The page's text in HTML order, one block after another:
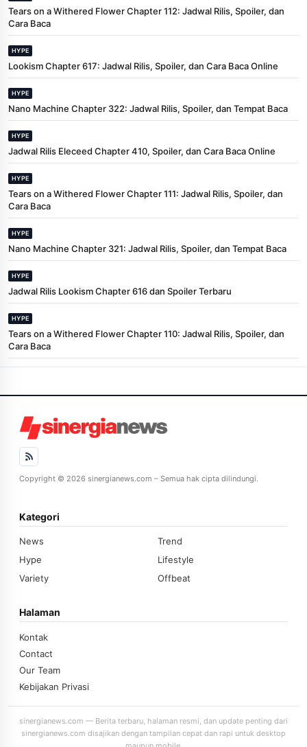
Tears on a Withered Flower Chapter 112: Jadwal Rilis, Spoiler, dan
Cara Baca
HYPE
Lookism Chapter 617: Jadwal Rilis, Spoiler, dan Cara Baca Online
HYPE
Nano Machine Chapter 322: Jadwal Rilis, Spoiler, dan Tempat Baca
HYPE
Jadwal Rilis Eleceed Chapter 410, Spoiler, dan Cara Baca Online
HYPE
Tears on a Withered Flower Chapter 111: Jadwal Rilis, Spoiler, dan
Cara Baca
HYPE
Nano Machine Chapter 321: Jadwal Rilis, Spoiler, dan Tempat Baca
HYPE
Jadwal Rilis Lookism Chapter 616 dan Spoiler Terbaru
HYPE
Tears on a Withered Flower Chapter 110: Jadwal Rilis, Spoiler, dan
Cara Baca
Copyright © 2026 sinergianews.com – Semua hak cipta dilindungi.
Kategori
News
Trend
Hype
Lifestyle
Variety
Offbeat
Halaman
Kontak
Contact
Our Team
Kebijakan Privasi
sinergianews.com — Berita terbaru, halaman resmi, dan update penting dari
sinergianews.com disajikan dengan tampilan cepat dan rapi untuk desktop